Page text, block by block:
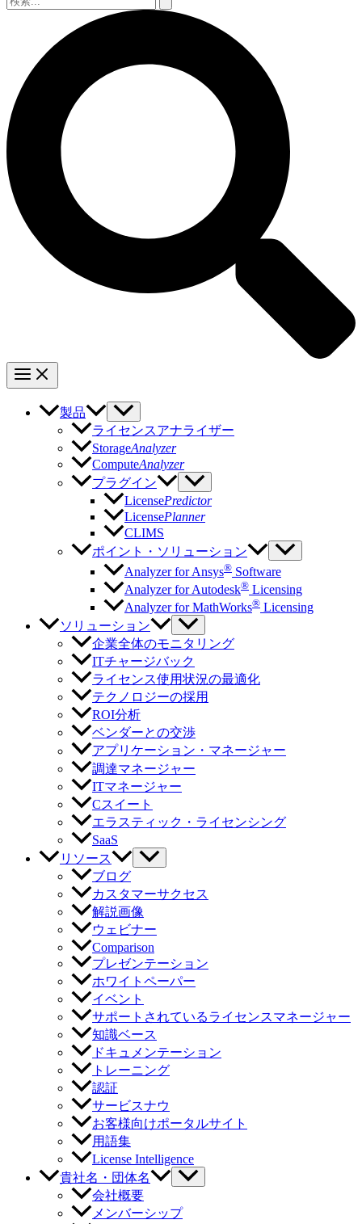
製品
ライセンスアナライザー
StorageAnalyzer
ComputeAnalyzer
プラグイン
LicensePredictor
LicensePlanner
CLIMS
ポイント・ソリューション
Analyzer for Ansys® Software
Analyzer for Autodesk® Licensing
Analyzer for MathWorks® Licensing
ソリューション
企業全体のモニタリング
ITチャージバック
ライセンス使用状況の最適化
テクノロジーの採用
ROI分析
ベンダーとの交渉
アプリケーション・マネージャー
調達マネージャー
ITマネージャー
Cスイート
エラスティック・ライセンシング
SaaS
リソース
ブログ
カスタマーサクセス
解説画像
ウェビナー
Comparison
プレゼンテーション
ホワイトペーパー
イベント
サポートされているライセンスマネージャー
知識ベース
ドキュメンテーション
トレーニング
認証
サービスナウ
お客様向けポータルサイト
用語集
License Intelligence
貴社名・団体名
会社概要
メンバーシップ